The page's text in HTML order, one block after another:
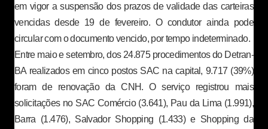
em vigor a suspensão dos prazos de validade das carteiras
vencidas desde 19 de fevereiro. O condutor ainda pode
circular com o documento vencido, por tempo indeterminado.
Entre maio e setembro, dos 24.875 procedimentos do Detran-
BA realizados em cinco postos SAC na capital, 9.717 (39%)
foram de renovação da CNH. O serviço registrou mais
solicitações no SAC Comércio (3.641), Pau da Lima (1.991),
Barra (1.476), Salvador Shopping (1.433) e Shopping da